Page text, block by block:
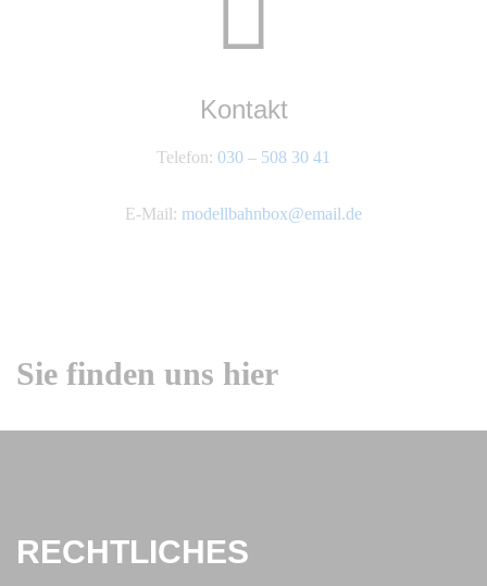
Kontakt
Telefon: 030 – 508 30 41
E-Mail: modellbahnbox@email.de
Sie finden uns hier
RECHTLICHES